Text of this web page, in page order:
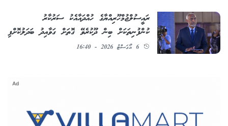
ރައީސުލްޖުމްހޫރިއްޔާގެ ހުއްދައާއެކު ސަރުކާރު
ކުންފުނިތަކަށް ބިން ދޫކުރެވޭ ގޮތަށް ގަވާއިދު ބަދަލުކޮށްފި
6 އޯގަސްޓު 2026 - 16:40
Ad